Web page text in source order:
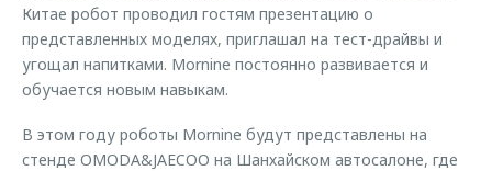
Китае робот проводил гостям презентацию о
представленных моделях, приглашал на тест-драйвы и
угощал напитками. Mornine постоянно развивается и
обучается новым навыкам.
В этом году роботы Mornine будут представлены на
стенде OMODA&JAECOO на Шанхайском автосалоне, где